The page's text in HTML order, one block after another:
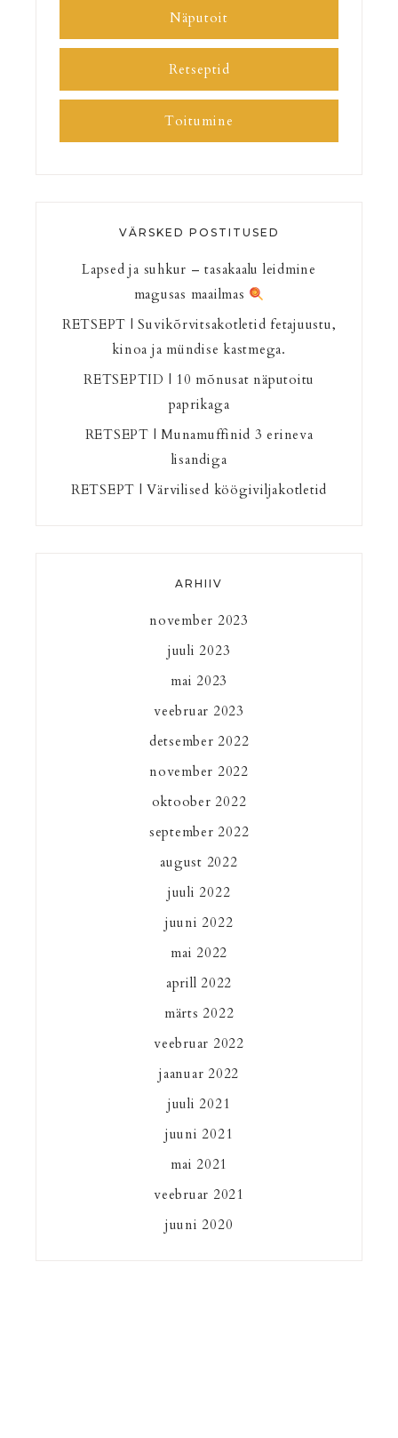
Näputoit
Retseptid
Toitumine
VÄRSKED POSTITUSED
Lapsed ja suhkur – tasakaalu leidmine
magusas maailmas
RETSEPT | Suvikõrvitsakotletid fetajuustu,
kinoa ja mündise kastmega.
RETSEPTID | 10 mõnusat näputoitu
paprikaga
RETSEPT | Munamuffinid 3 erineva
lisandiga
RETSEPT | Värvilised köögiviljakotletid
ARHIIV
november 2023
juuli 2023
mai 2023
veebruar 2023
detsember 2022
november 2022
oktoober 2022
september 2022
august 2022
juuli 2022
juuni 2022
mai 2022
aprill 2022
märts 2022
veebruar 2022
jaanuar 2022
juuli 2021
juuni 2021
mai 2021
veebruar 2021
juuni 2020